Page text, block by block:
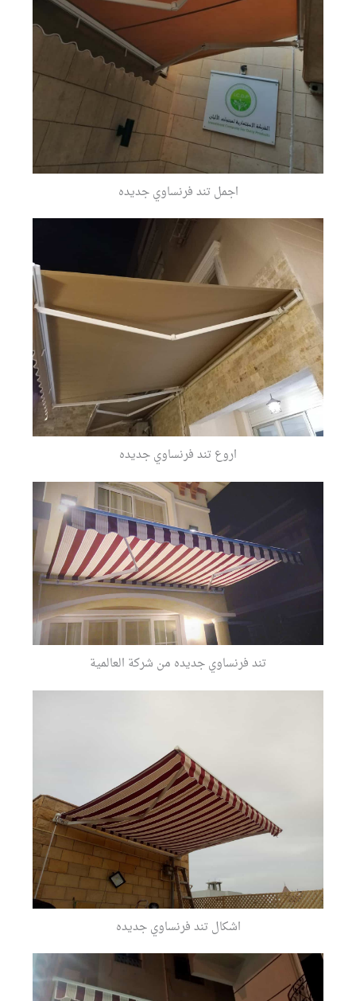
اجمل تند فرنساوي جديده
اروع تند فرنساوي جديده
تند فرنساوي جديده من شركة العالمية
اشكال تند فرنساوي جديده